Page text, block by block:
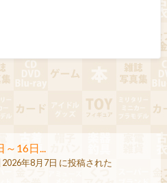
～16日...
2026年8月7日 に投稿された